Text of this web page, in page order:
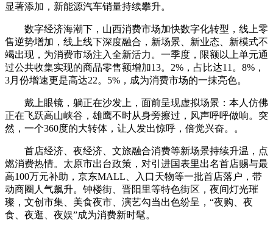
显著添加，新能源汽车销量持续攀升。
数字经济海潮下，山西消费市场加快数字化转型，线上零
售逆势增加，线上线下深度融合，新场景、新业态、新模式不
竭出现，为消费市场注入全新活力。一季度，限额以上单元通
过公共收集实现的商品零售额增加13。2%，占比达11。8%，
3月份增速更是高达22。5%，成为消费市场的一抹亮色。
戴上眼镜，躺正在沙发上，面前呈现虚拟场景：本人仿佛
正在飞跃高山峡谷，雄鹰不时从身旁擦过，风声呼呼做响。突
然，一个360度的大转体，让人发出惊呼，倍觉兴奋。。
首店经济、夜经济、文旅融合消费等新场景持续升温，点
燃消费热情。太原市出台政策，对引进国表里出名首店赐与最
高100万元补助，京东MALL、入口天物等一批首店落户，带
动商圈人气飙升。钟楼街、晋阳里等特色街区，夜间灯光璀
璨，文创市集、美食夜市、演艺勾当出色纷呈，“夜购、夜
食、夜逛、夜娱”成为消费新时髦。